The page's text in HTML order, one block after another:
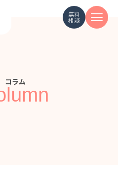
無料
相談
コラム